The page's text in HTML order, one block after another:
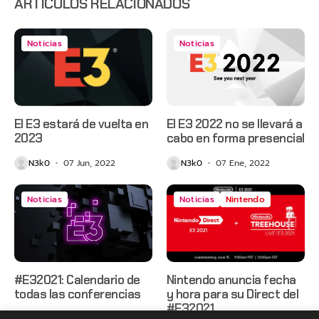
Noticias
El E3 estará de vuelta en
2023
N3k0 07 Jun, 2022
Noticias
El E3 2022 no se llevará a
cabo en forma presencial
N3k0 07 Ene, 2022
Noticias
#E32021: Calendario de
todas las conferencias
Noticias Nintendo
Nintendo anuncia fecha
y hora para su Direct del
#E32021